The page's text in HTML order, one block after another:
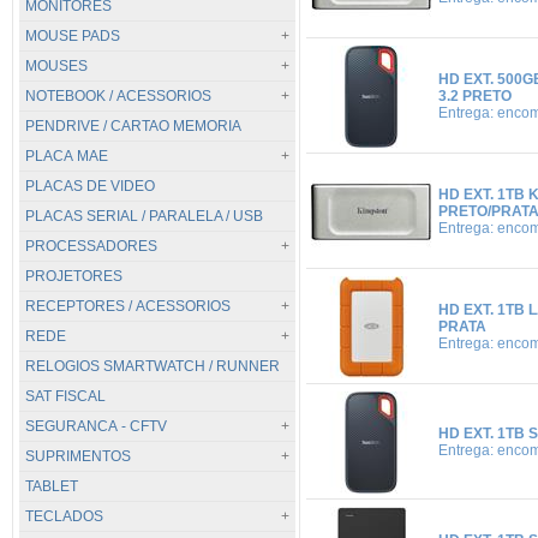
HD EXT.
3.2 PRETO
Entrega:
HD EXT. 1TB
PRETO/
Entrega:
HD EXT. 1TB
PRATA
Entrega:
HD EXT. 1TB
Entrega:
DDR4
DDR5
NOTEBOOK DDR3
NOTEBOOK DDR3 L
NOTEBOOK DDR4
NOTEBOOK DDR5
MONITORES
MOUSE PADS
TODOS...
.MOUSE PAD DIVERSOS
CORSAIR
HYPER-X
RAZER
REDRAGON
STEELSERIES
MOUSES
TODOS...
.PS2
.SEM FIO
.USB / GAMER
CORSAIR
HYPER-X
RAZER
REDRAGON
STEELSERIES
NOTEBOOK / ACESSORIOS
TODOS...
BASES
CARREGADORES
NETBOOK
NOTEBOOK
PENDRIVE / CARTAO MEMORIA
PLACA MAE
TODOS...
AMD
C / CPU
INTEL
PLACAS DE VIDEO
PLACAS SERIAL / PARALELA / USB
PROCESSADORES
TODOS...
AMD
INTEL
PROJETORES
RECEPTORES / ACESSORIOS
TODOS...
CONTROLE REMOTO
LOCALIZADOR SATELLITE
RECEPTORES
REDE
TODOS...
ACESS POINT
ADAPTADORES USB
ANTENAS
MODEM
NEFFOS
RELOGIOS SMARTWATCH / RUNNER
SAT FISCAL
SEGURANCA - CFTV
TODOS...
CAPTACAO DE IMAGEM
CFTV IP
SUPRIMENTOS
TODOS...
CARTUCHOS
TABLET
TECLADOS